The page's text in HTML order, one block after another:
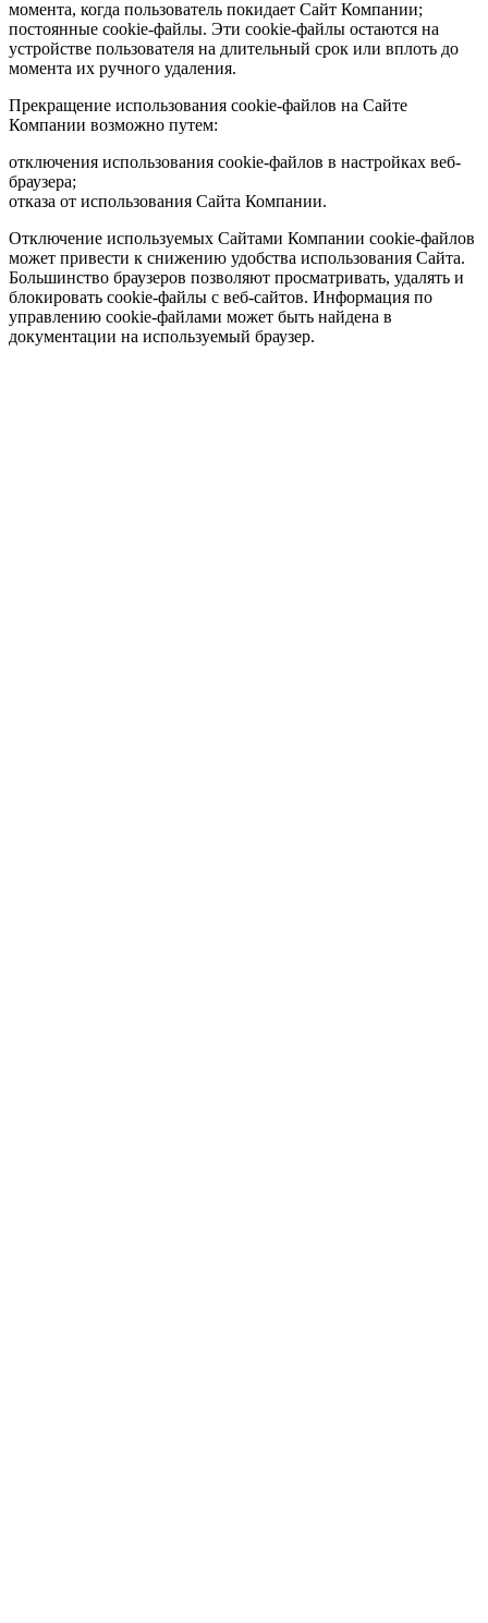
момента, когда пользователь покидает Сайт Компании;
постоянные cookie-файлы. Эти cookie-файлы остаются на
устройстве пользователя на длительный срок или вплоть до
момента их ручного удаления.
Прекращение использования cookie-файлов на Сайте
Компании возможно путем:
отключения использования cookie-файлов в настройках веб-
браузера;
отказа от использования Сайта Компании.
Отключение используемых Сайтами Компании cookie-файлов
может привести к снижению удобства использования Сайта.
Большинство браузеров позволяют просматривать, удалять и
блокировать cookie-файлы c веб-сайтов. Информация по
управлению cookie-файлами может быть найдена в
документации на используемый браузер.